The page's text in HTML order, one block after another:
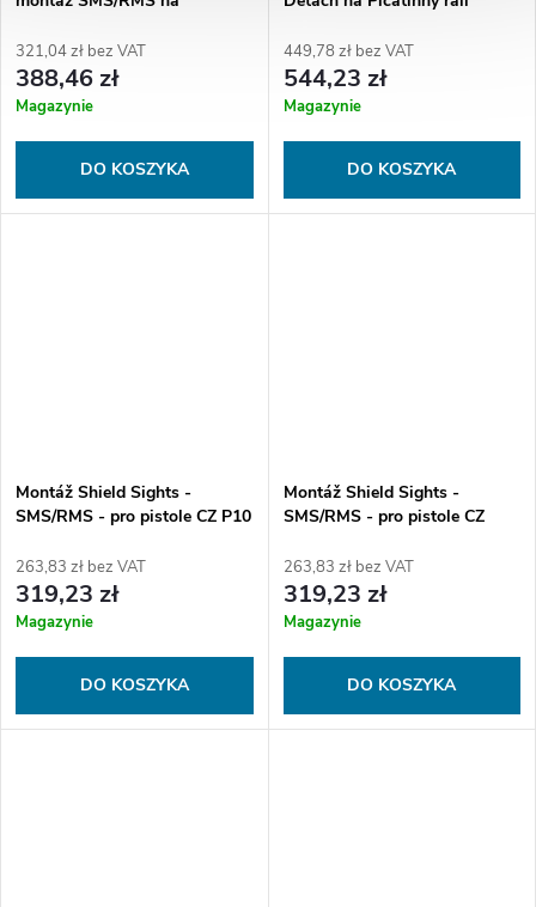
rukou
321,04 zł bez VAT
388,46 zł
Magazynie
DO KOSZYKA
449,78 zł bez VAT
544,23 zł
Magazynie
DO KOSZYKA
Montáž Shield Sights -
SMS/RMS - pro pistole CZ P10
263,83 zł bez VAT
319,23 zł
Magazynie
DO KOSZYKA
Montáž Shield Sights -
SMS/RMS - pro pistole CZ
Profile
263,83 zł bez VAT
319,23 zł
Magazynie
DO KOSZYKA